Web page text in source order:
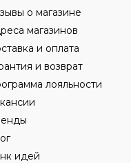
о магазине
магазинов
и оплата
и возврат
лояльности
идей